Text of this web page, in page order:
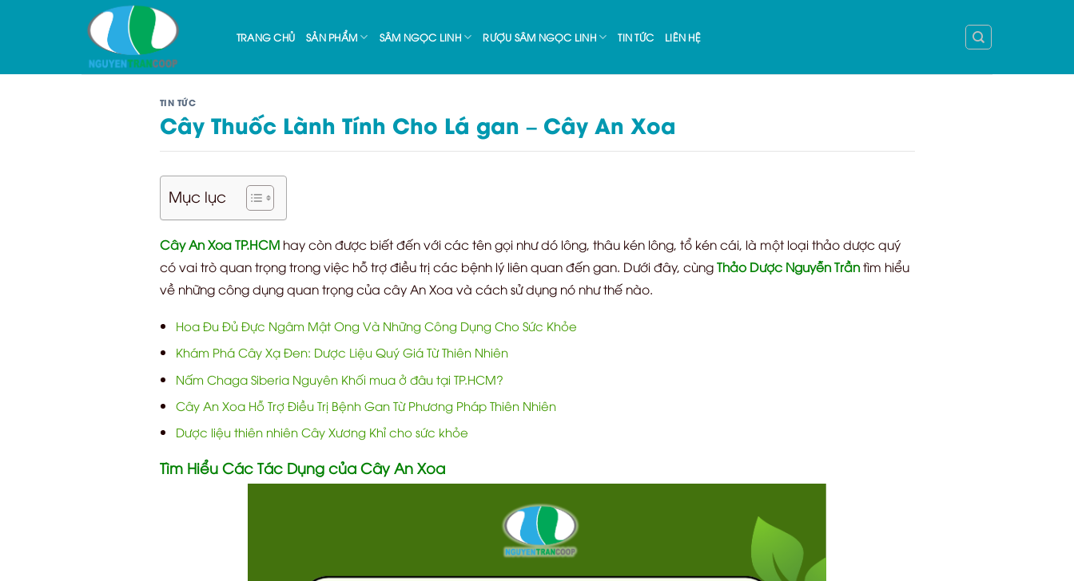
TRANG CHỦ SẢN PHẨM SÂM NGỌC LINH RƯỢU SÂM NGỌC LINH TIN TỨC LIÊN HỆ
TIN TỨC
Cây Thuốc Lành Tính Cho Lá gan – Cây An Xoa
Mục lục
Cây An Xoa TP.HCM hay còn được biết đến với các tên gọi như dó lông, thâu kén lông, tổ kén cái, là một loại thảo dược quý
có vai trò quan trọng trong việc hỗ trợ điều trị các bệnh lý liên quan đến gan. Dưới đây, cùngThảo Dược Nguyễn Trầntìm hiểu
về những công dụng quan trọng của cây An Xoa và cách sử dụng nó như thế nào.
Hoa Đu Đủ Đực Ngâm Mật Ong Và Những Công Dụng Cho Sức Khỏe
Khám Phá Cây Xạ Đen: Dược Liệu Quý Giá Từ Thiên Nhiên
Nấm Chaga Siberia Nguyên Khối mua ở đâu tại TP.HCM?
Cây An Xoa Hỗ Trợ Điều Trị Bệnh Gan Từ Phương Pháp Thiên Nhiên
Dược liệu thiên nhiên Cây Xương Khỉ cho sức khỏe
Tìm Hiểu Các Tác Dụng của Cây An Xoa